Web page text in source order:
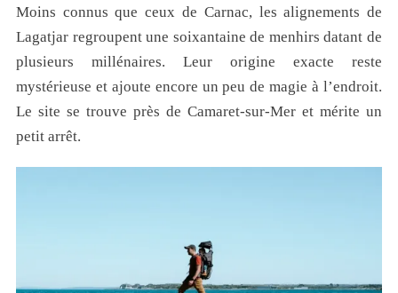
Moins connus que ceux de Carnac, les alignements de
Lagatjar regroupent une soixantaine de menhirs datant de
plusieurs millénaires. Leur origine exacte reste
mystérieuse et ajoute encore un peu de magie à l’endroit.
Le site se trouve près de Camaret-sur-Mer et mérite un
petit arrêt.